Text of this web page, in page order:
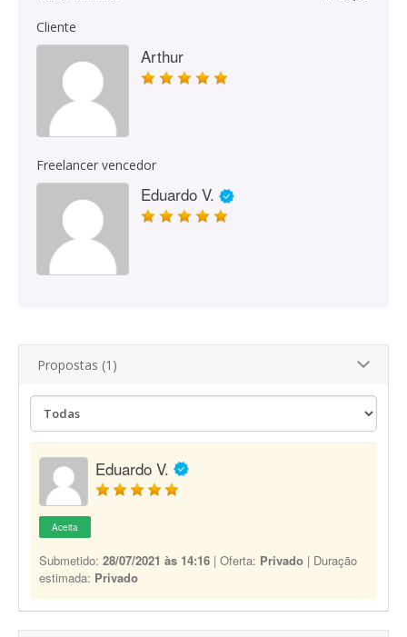
Cliente
Arthur
Freelancer vencedor
Eduardo V.
Propostas (1)
Eduardo V.
Aceita
Submetido: 28/07/2021 às 14:16 | Oferta: Privado | Duração
estimada: Privado